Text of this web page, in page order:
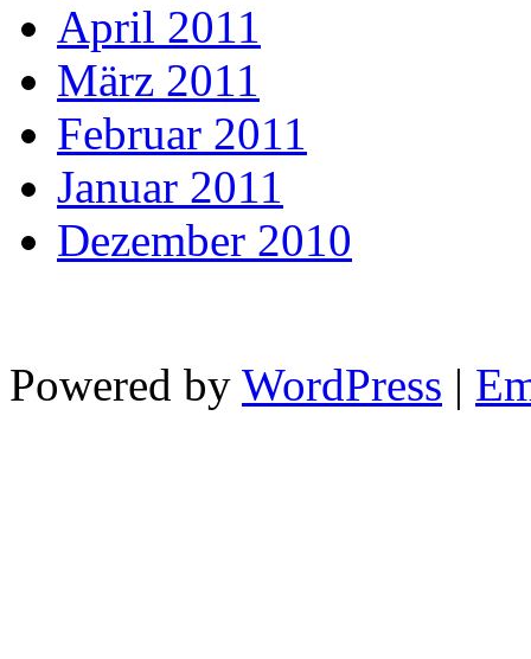
April 2011
März 2011
Februar 2011
Januar 2011
Dezember 2010
Powered by WordPress |